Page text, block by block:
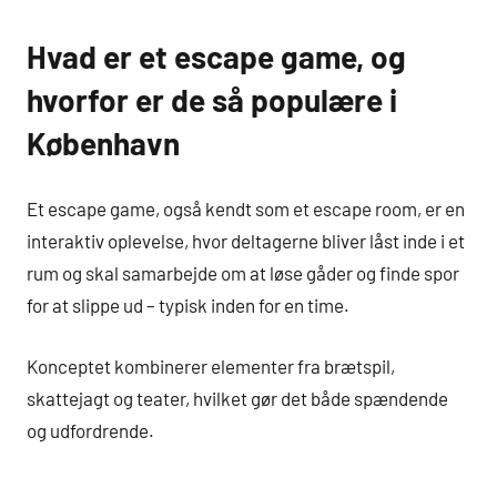
Hvad er et escape game, og
hvorfor er de så populære i
København
Et escape game, også kendt som et escape room, er en
interaktiv oplevelse, hvor deltagerne bliver låst inde i et
rum og skal samarbejde om at løse gåder og finde spor
for at slippe ud – typisk inden for en time.
Konceptet kombinerer elementer fra brætspil,
skattejagt og teater, hvilket gør det både spændende
og udfordrende.